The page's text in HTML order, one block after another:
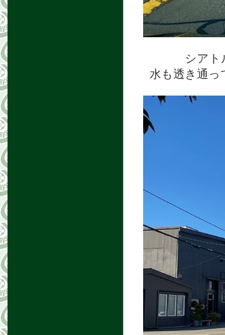
シアト
水も透き通っ